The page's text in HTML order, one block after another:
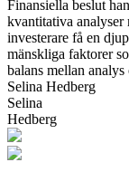
Finansiella beslut
kvantitativa analyser
investerare få en
mänskliga faktorer
balans mellan
Selina Hedberg
Selina
Hedberg